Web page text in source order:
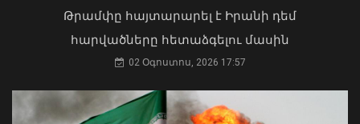
06 Օգոստոս, 2026 22:33
Թրամփը հայտարարել է Իրանի դեմ
հարվածները հետաձգելու մասին
02 Օգոստոս, 2026 17:57